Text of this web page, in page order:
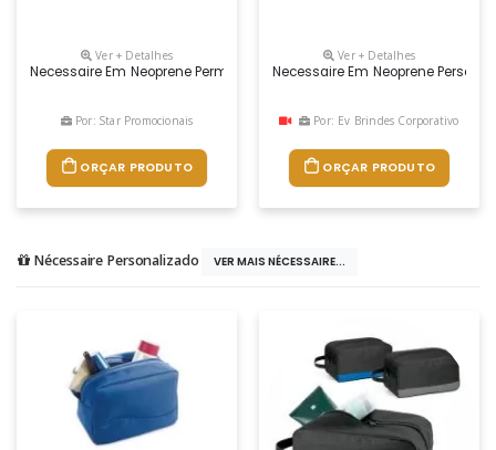
Ver + Detalhes
Necessaire Em Neoprene Permite Que Esse Acessório Tenha Uma
Por: Star Promocionais
ORÇAR PRODUTO
Ver + Detalhes
Necessaire Em Neoprene
Por: Ev Brindes Corporativo
ORÇAR PRODUTO
Nécessaire Personalizado VER MAIS NÉCESSAIRE...